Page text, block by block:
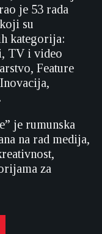
je 53 rada
su
kategorija:
TV i video
Feature
je rumunska
na rad medija,
za